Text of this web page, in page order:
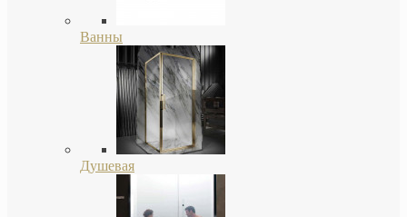
Ванны
Душевая